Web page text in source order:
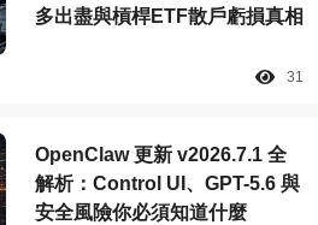
多出盡與槓桿ETF散戶虧損真相
31
OpenClaw 更新 v2026.7.1 全
解析：Control UI、GPT-5.6 與
安全風險你必須知道什麼